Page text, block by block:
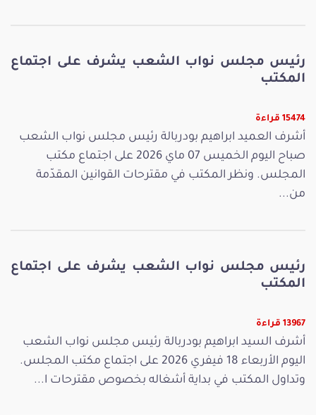
رئيس مجلس نواب الشعب يشرف على اجتماع
المكتب
15474 قراءة
أشرف العميد ابراهيم بودربالة رئيس مجلس نواب الشعب
صباح اليوم الخميس 07 ماي 2026 على اجتماع مكتب
المجلس. ونظر المكتب في مقترحات القوانين المقدّمة
من...
رئيس مجلس نواب الشعب يشرف على اجتماع
المكتب
13967 قراءة
أشرف السيد ابراهيم بودربالة رئيس مجلس نواب الشعب
اليوم الأربعاء 18 فيفري 2026 على اجتماع مكتب المجلس.
وتداول المكتب في بداية أشغاله بخصوص مقترحات ا...